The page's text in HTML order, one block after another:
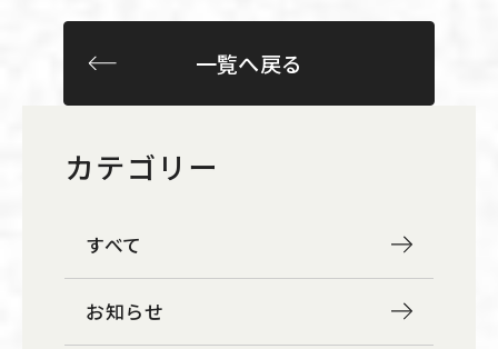
カテゴリー
すべて
お知らせ
一覧へ戻る